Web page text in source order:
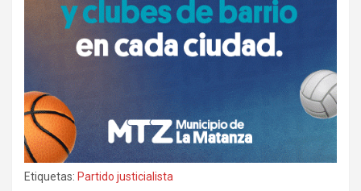
Etiquetas: Partido justicialista